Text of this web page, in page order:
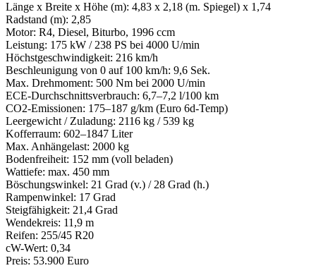
Länge x Breite x Höhe (m): 4,83 x 2,18 (m. Spiegel) x 1,74
Radstand (m): 2,85
Motor: R4, Diesel, Biturbo, 1996 ccm
Leistung: 175 kW / 238 PS bei 4000 U/min
Höchstgeschwindigkeit: 216 km/h
Beschleunigung von 0 auf 100 km/h: 9,6 Sek.
Max. Drehmoment: 500 Nm bei 2000 U/min
ECE-Durchschnittsverbrauch: 6,7–7,2 l/100 km
CO2-Emissionen: 175–187 g/km (Euro 6d-Temp)
Leergewicht / Zuladung: 2116 kg / 539 kg
Kofferraum: 602–1847 Liter
Max. Anhängelast: 2000 kg
Bodenfreiheit: 152 mm (voll beladen)
Wattiefe: max. 450 mm
Böschungswinkel: 21 Grad (v.) / 28 Grad (h.)
Rampenwinkel: 17 Grad
Steigfähigkeit: 21,4 Grad
Wendekreis: 11,9 m
Reifen: 255/45 R20
cW-Wert: 0,34
Preis: 53.900 Euro